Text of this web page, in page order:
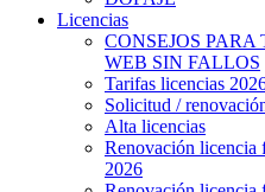
Licencias
CONSEJOS
WEB SIN FALLOS
Tarifas licencias
Solicitud /
Alta licencias
Renovación licencia
2026